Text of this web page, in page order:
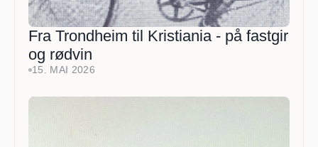
Fra Trondheim til Kristiania - på fastgir
og rødvin
15. MAI 2026